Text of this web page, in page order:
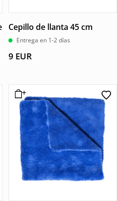
Cepillo de llanta 45 cm
Entrega en 1-2 días
9 EUR